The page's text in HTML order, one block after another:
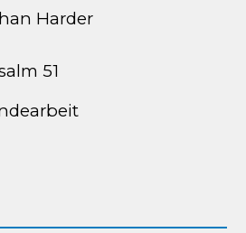
Harder
alm 51